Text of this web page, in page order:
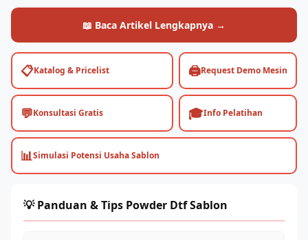
📖 Baca Artikel Lengkapnya →
📋Katalog & Pricelist 🖨️Request Demo Mesin
💬Konsultasi Gratis 🎓Info Pelatihan
📊Simulasi Potensi Usaha Sablon
💡 Panduan & Tips Powder Dtf Sablon